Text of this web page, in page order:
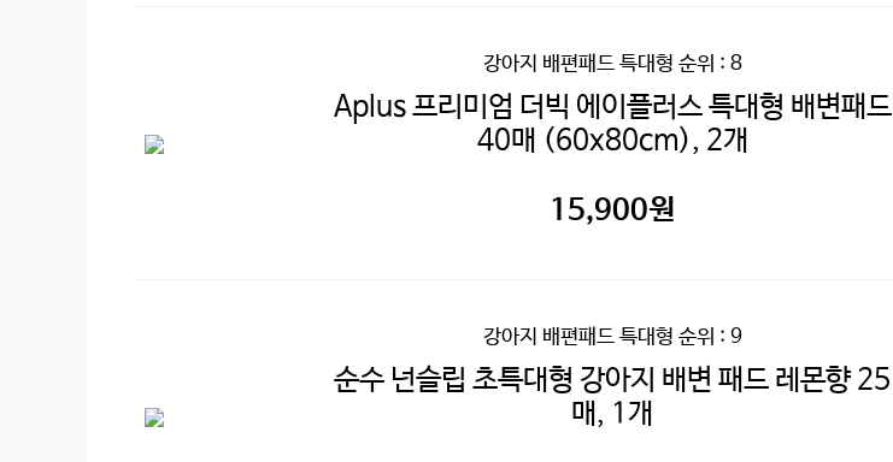
강아지 배편패드 특대형 순위 : 8
Aplus 프리미엄 더빅 에이플러스 특대형 배변패드
40매 (60x80cm), 2개
15,900원
강아지 배편패드 특대형 순위 : 9
순수 넌슬립 초특대형 강아지 배변 패드 레몬향 25
매, 1개